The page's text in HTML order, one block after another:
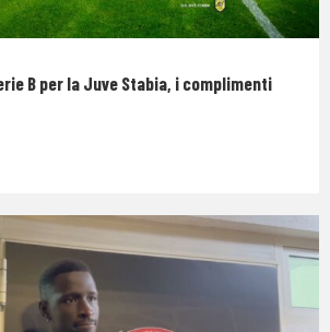
B per la Juve Stabia, i complimenti